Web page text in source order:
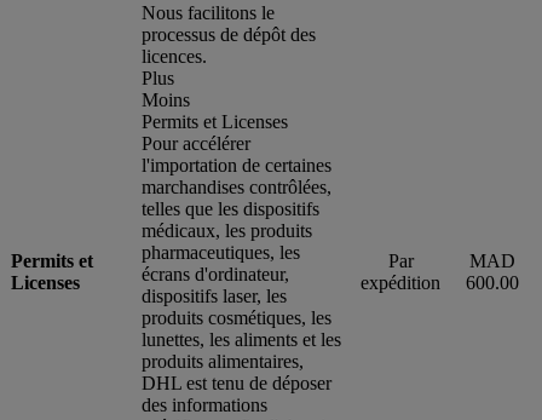
Permits et
Licenses
Nous facilitons le
processus de dépôt des
licences.
Plus
Moins
Permits et Licenses
Pour accélérer
l'importation de certaines
marchandises contrôlées,
telles que les dispositifs
médicaux, les produits
pharmaceutiques, les
écrans d'ordinateur,
dispositifs laser, les
produits cosmétiques, les
lunettes, les aliments et les
produits alimentaires,
DHL est tenu de déposer
des informations
Par
expédition
MAD
600.00